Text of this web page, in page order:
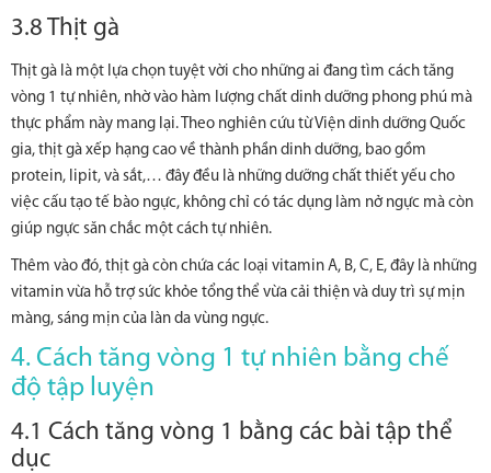
3.8 Thịt gà
Thịt gà là một lựa chọn tuyệt vời cho những ai đang tìm cách tăng
vòng 1 tự nhiên, nhờ vào hàm lượng chất dinh dưỡng phong phú mà
thực phẩm này mang lại. Theo nghiên cứu từ Viện dinh dưỡng Quốc
gia, thịt gà xếp hạng cao về thành phần dinh dưỡng, bao gồm
protein, lipit, và sắt,… đây đều là những dưỡng chất thiết yếu cho
việc cấu tạo tế bào ngực, không chỉ có tác dụng làm nở ngực mà còn
giúp ngực săn chắc một cách tự nhiên.
Thêm vào đó, thịt gà còn chứa các loại vitamin A, B, C, E, đây là những
vitamin vừa hỗ trợ sức khỏe tổng thể vừa cải thiện và duy trì sự mịn
màng, sáng mịn của làn da vùng ngực.
4. Cách tăng vòng 1 tự nhiên bằng chế
độ tập luyện
4.1 Cách tăng vòng 1 bằng các bài tập thể
dục